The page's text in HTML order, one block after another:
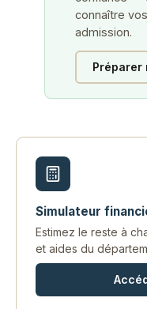
connaître
admission.
Préparer
Simulateur
Estimez le reste à
et aides du